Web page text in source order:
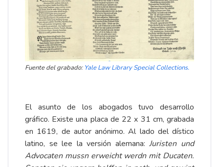
Fuente del grabado: Yale Law Library Special Collections.
El asunto de los abogados tuvo desarrollo
gráfico. Existe una placa de 22 x 31 cm, grabada
en 1619, de autor anónimo. Al lado del dístico
latino, se lee la versión alemana:Juristen und
Advocaten mussn erweicht werdn mit Ducaten.